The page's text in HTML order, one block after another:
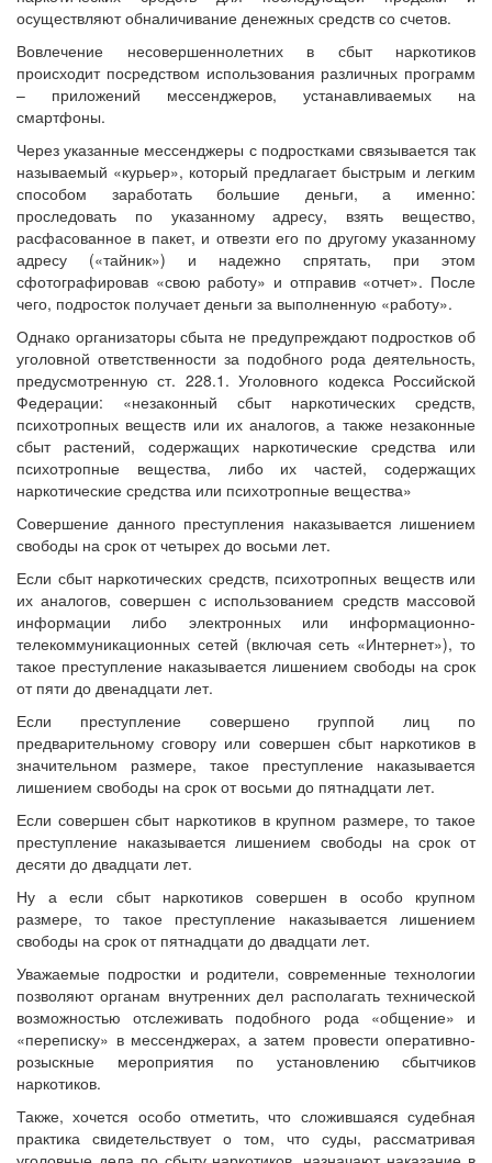
осуществляют обналичивание денежных средств со счетов.
Вовлечение несовершеннолетних в сбыт наркотиков
происходит посредством использования различных программ
– приложений мессенджеров, устанавливаемых на
смартфоны.
Через указанные мессенджеры с подростками связывается так
называемый «курьер», который предлагает быстрым и легким
способом заработать большие деньги, а именно:
проследовать по указанному адресу, взять вещество,
расфасованное в пакет, и отвезти его по другому указанному
адресу («тайник») и надежно спрятать, при этом
сфотографировав «свою работу» и отправив «отчет». После
чего, подросток получает деньги за выполненную «работу».
Однако организаторы сбыта не предупреждают подростков об
уголовной ответственности за подобного рода деятельность,
предусмотренную ст. 228.1. Уголовного кодекса Российской
Федерации: «незаконный сбыт наркотических средств,
психотропных веществ или их аналогов, а также незаконные
сбыт растений, содержащих наркотические средства или
психотропные вещества, либо их частей, содержащих
наркотические средства или психотропные вещества»
Совершение данного преступления наказывается лишением
свободы на срок от четырех до восьми лет.
Если сбыт наркотических средств, психотропных веществ или
их аналогов, совершен с использованием средств массовой
информации либо электронных или информационно-
телекоммуникационных сетей (включая сеть «Интернет»), то
такое преступление наказывается лишением свободы на срок
от пяти до двенадцати лет.
Если преступление совершено группой лиц по
предварительному сговору или совершен сбыт наркотиков в
значительном размере, такое преступление наказывается
лишением свободы на срок от восьми до пятнадцати лет.
Если совершен сбыт наркотиков в крупном размере, то такое
преступление наказывается лишением свободы на срок от
десяти до двадцати лет.
Ну а если сбыт наркотиков совершен в особо крупном
размере, то такое преступление наказывается лишением
свободы на срок от пятнадцати до двадцати лет.
Уважаемые подростки и родители, современные технологии
позволяют органам внутренних дел располагать технической
возможностью отслеживать подобного рода «общение» и
«переписку» в мессенджерах, а затем провести оперативно-
розыскные мероприятия по установлению сбытчиков
наркотиков.
Также, хочется особо отметить, что сложившаяся судебная
практика свидетельствует о том, что суды, рассматривая